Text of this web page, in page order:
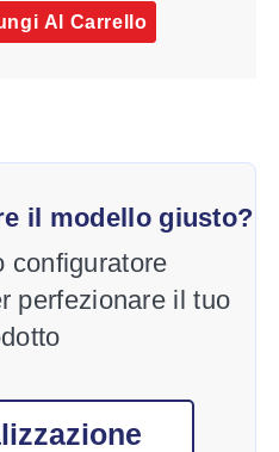
Al Carrello
il modello giusto?
configuratore
perfezionare il tuo